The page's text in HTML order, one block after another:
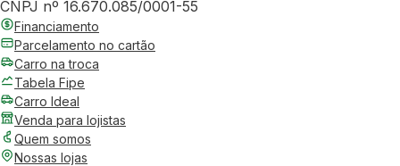
CNPJ nº 16.670.085/0001-55
Financiamento
Parcelamento no cartão
Carro na troca
Tabela Fipe
Carro Ideal
Venda para lojistas
Quem somos
Nossas lojas